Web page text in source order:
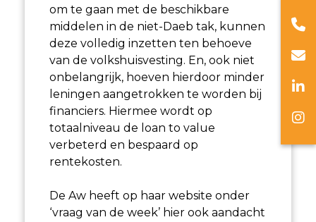
om te gaan met de beschikbare
middelen in de niet-Daeb tak, kunnen
deze volledig inzetten ten behoeve
van de volkshuisvesting. En, ook niet
onbelangrijk, hoeven hierdoor minder
leningen aangetrokken te worden bij
financiers. Hiermee wordt op
totaalniveau de loan to value
verbeterd en bespaard op
rentekosten.
De Aw heeft op haar website onder
‘vraag van de week’ hier ook aandacht